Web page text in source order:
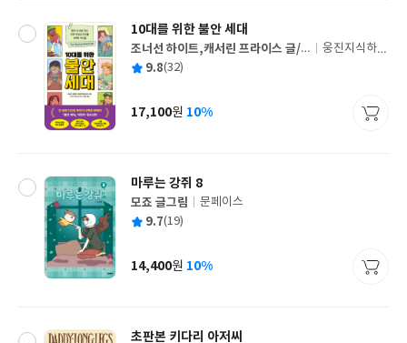
10대를 위한 불안 세대
글
쓴
조너선 하이트,캐서린 프라이스 글/
신시아 유안 쳉 그림/이충호 역
출
사
웅진지식하우
평 9.8(32)
가
17,100원 10%
마루는 강쥐 8
글
쓴
모죠 글그림
출
사
문페이스
평 9.7(19)
가
14,400원 10%
초판본 키다리 아저씨